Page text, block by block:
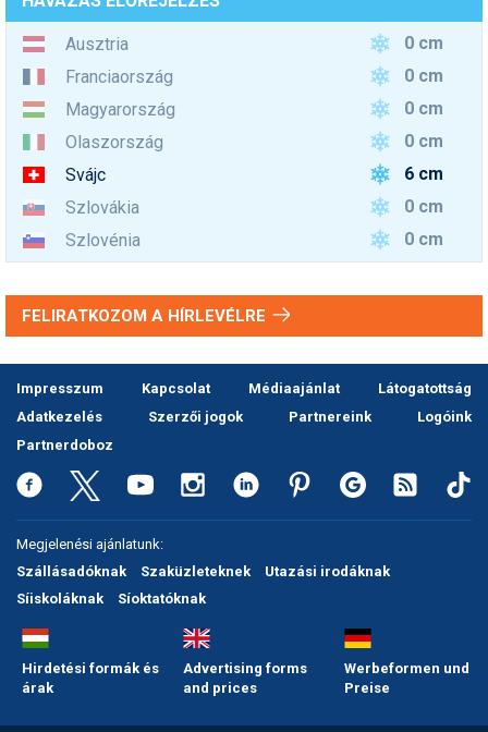
Ausztria
0 cm
Franciaország
0 cm
Magyarország
0 cm
Olaszország
0 cm
Svájc
6 cm
Szlovákia
0 cm
Szlovénia
0 cm
FELIRATKOZOM A HÍRLEVÉLRE
Impresszum Kapcsolat Médiaajánlat
Látogatottság
Adatkezelés
Szerzői jogok Partnereink
Logóink
Partnerdoboz
Megjelenési ajánlatunk:
Szállásadóknak
Szaküzleteknek
Utazási irodáknak
Síiskoláknak
Síoktatóknak
Hirdetési formák és
árak
Advertising forms
and prices
Werbeformen und
Preise